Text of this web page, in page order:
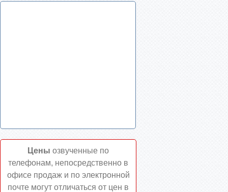
Цены озвученные по
телефонам, непосредственно в
офисе продаж и по электронной
почте могут отличаться от цен в